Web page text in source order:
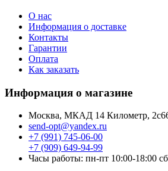
О нас
Информация о доставке
Контакты
Гарантии
Оплата
Как заказать
Информация о магазине
Москва, МКАД 14 Километр,
send-opt@yandex.ru
+7 (991) 745-06-00
+7 (909) 649-94-99
Часы работы: пн-пт 10:00-18:00